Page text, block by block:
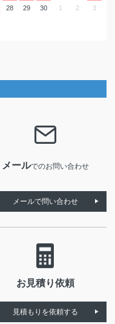
28 29 30 1 2 3
メールでのお問い合わせ
メールで問い合わせ
お見積り依頼
見積もりを依頼する